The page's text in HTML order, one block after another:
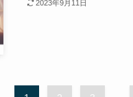
2023年9月11日